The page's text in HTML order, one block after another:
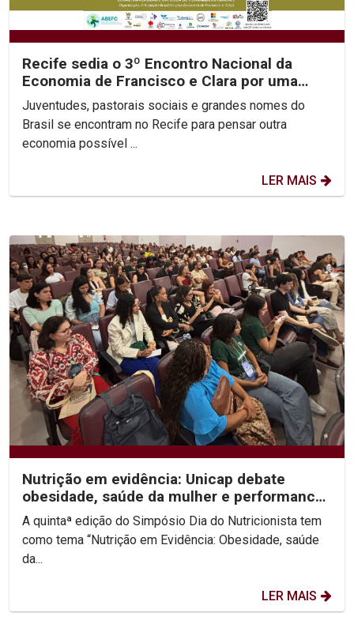
Recife sedia o 3º Encontro Nacional da
Economia de Francisco e Clara por uma
economia justa e...
Juventudes, pastorais sociais e grandes nomes do
Brasil se encontram no Recife para pensar outra
economia possível ...
LER MAIS
Nutrição em evidência: Unicap debate
obesidade, saúde da mulher e performance
no V Simpósio Dia...
A quintaª edição do Simpósio Dia do Nutricionista tem
como tema “Nutrição em Evidência: Obesidade, saúde
da...
LER MAIS